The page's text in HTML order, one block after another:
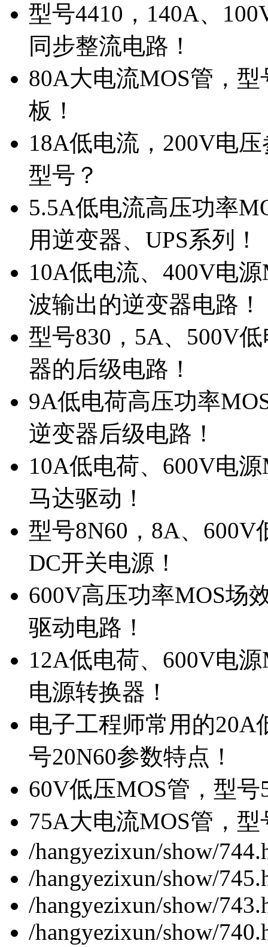
型号4410，140A、
同步整流电路！
80A大电流MOS管，
板！
18A低电流，200V电
型号？
5.5A低电流高压功率
用逆变器、UPS系列！
10A低电流、400V电
波输出的逆变器电路！
型号830，5A、500V
器的后级电路！
9A低电荷高压功率
逆变器后级电路！
10A低电荷、600V电
马达驱动！
型号8N60，8A、
DC开关电源！
600V高压功率MOS场
驱动电路！
12A低电荷、600V电
电源转换器！
电子工程师常用的20A
号20N60参数特点！
60V低压MOS管，型
75A大电流MOS管，
/hangyezixun/show/
/hangyezixun/show/
/hangyezixun/show/
/hangyezixun/show/